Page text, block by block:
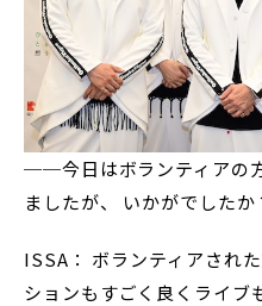
──今日はボランティアの
ましたが、 いかがでしたか
ISSA： ボランティアされ
ションもすごく良くライブ